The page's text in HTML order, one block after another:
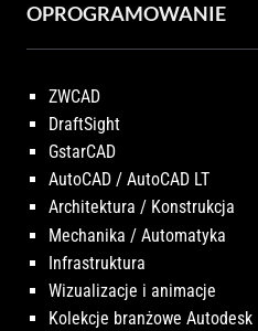
OPROGRAMOWANIE
ZWCAD
DraftSight
GstarCAD
AutoCAD / AutoCAD LT
Architektura / Konstrukcja
Mechanika / Automatyka
Infrastruktura
Wizualizacje i animacje
Kolekcje branżowe Autodesk